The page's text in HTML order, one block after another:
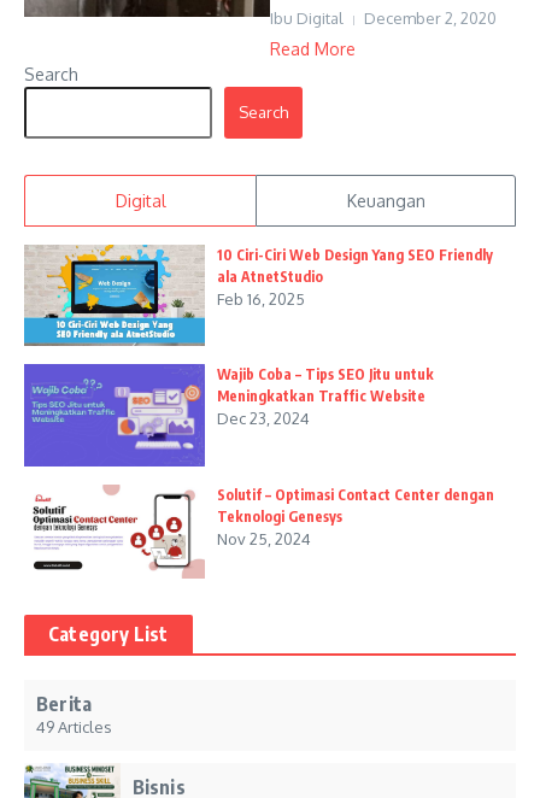
Ibu Digital December 2, 2020
Read More
Search
Search
Digital Keuangan
10 Ciri-Ciri Web Design Yang SEO Friendly
ala AtnetStudio
Feb 16, 2025
Wajib Coba – Tips SEO Jitu untuk
Meningkatkan Traffic Website
Dec 23, 2024
Solutif – Optimasi Contact Center dengan
Teknologi Genesys
Nov 25, 2024
Category List
Berita
49 Articles
Bisnis